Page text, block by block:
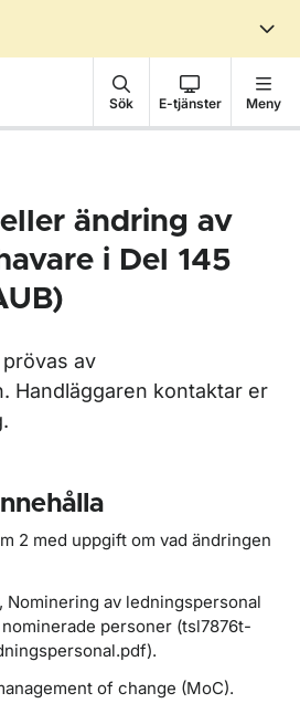
Sök E-tjänster Meny
ändring av
i Del 145
av
Handläggaren kontaktar er
2 med uppgift om vad ändringen
Nominering av ledningspersonal
personer (tsl7876t-
of change (MoC).